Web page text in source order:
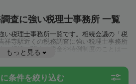
査に強い税理士事務所 一覧
い税理士事務所一覧です。相続会議の「税
祥寺駅近くの税務調査に強い税理士事務所
。相続に関する税金や特例制度のことは一
ましょう。
もっと見る
条件を絞り込む